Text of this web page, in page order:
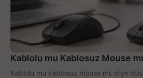
Kablolu mu Kablosuz Mouse
Kablolu mu kablosuz mouse mu diye